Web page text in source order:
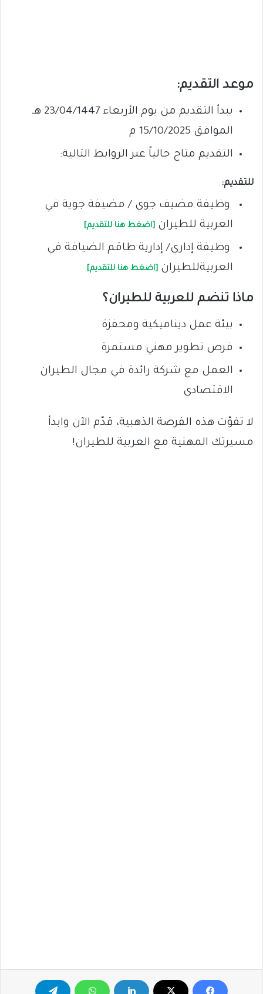
موعد التقديم:
يبدأ التقديم من يوم الأربعاء 23/04/1447 هـ
الموافق 15/10/2025 م
التقديم متاح حالياً عبر الروابط التالية:
للتقديم:
وظيفة مضيف جوي / مضيفة جوية في
العربية للطيران [اضغط هنا للتقديم]
وظيفة إداري/ إدارية طاقم الضيافة في
العربيةللطيران [اضغط هنا للتقديم]
ماذا تنضم للعربية للطيران؟
بيئة عمل ديناميكية ومحفزة
فرص تطوير مهني مستمرة
العمل مع شركة رائدة في مجال الطيران
الاقتصادي
لا تفوّت هذه الفرصة الذهبية، قدّم الآن وابدأ
مسيرتك المهنية مع العربية للطيران!